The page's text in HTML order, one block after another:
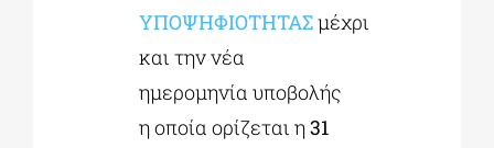
ΥΠΟΨΗΦΙΟΤΗΤΑΣμέχρι
και την νέα
ημερομηνία υποβολής
η οποία ορίζεται η31